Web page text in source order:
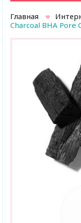
Главная
Charcoal BHA Pore